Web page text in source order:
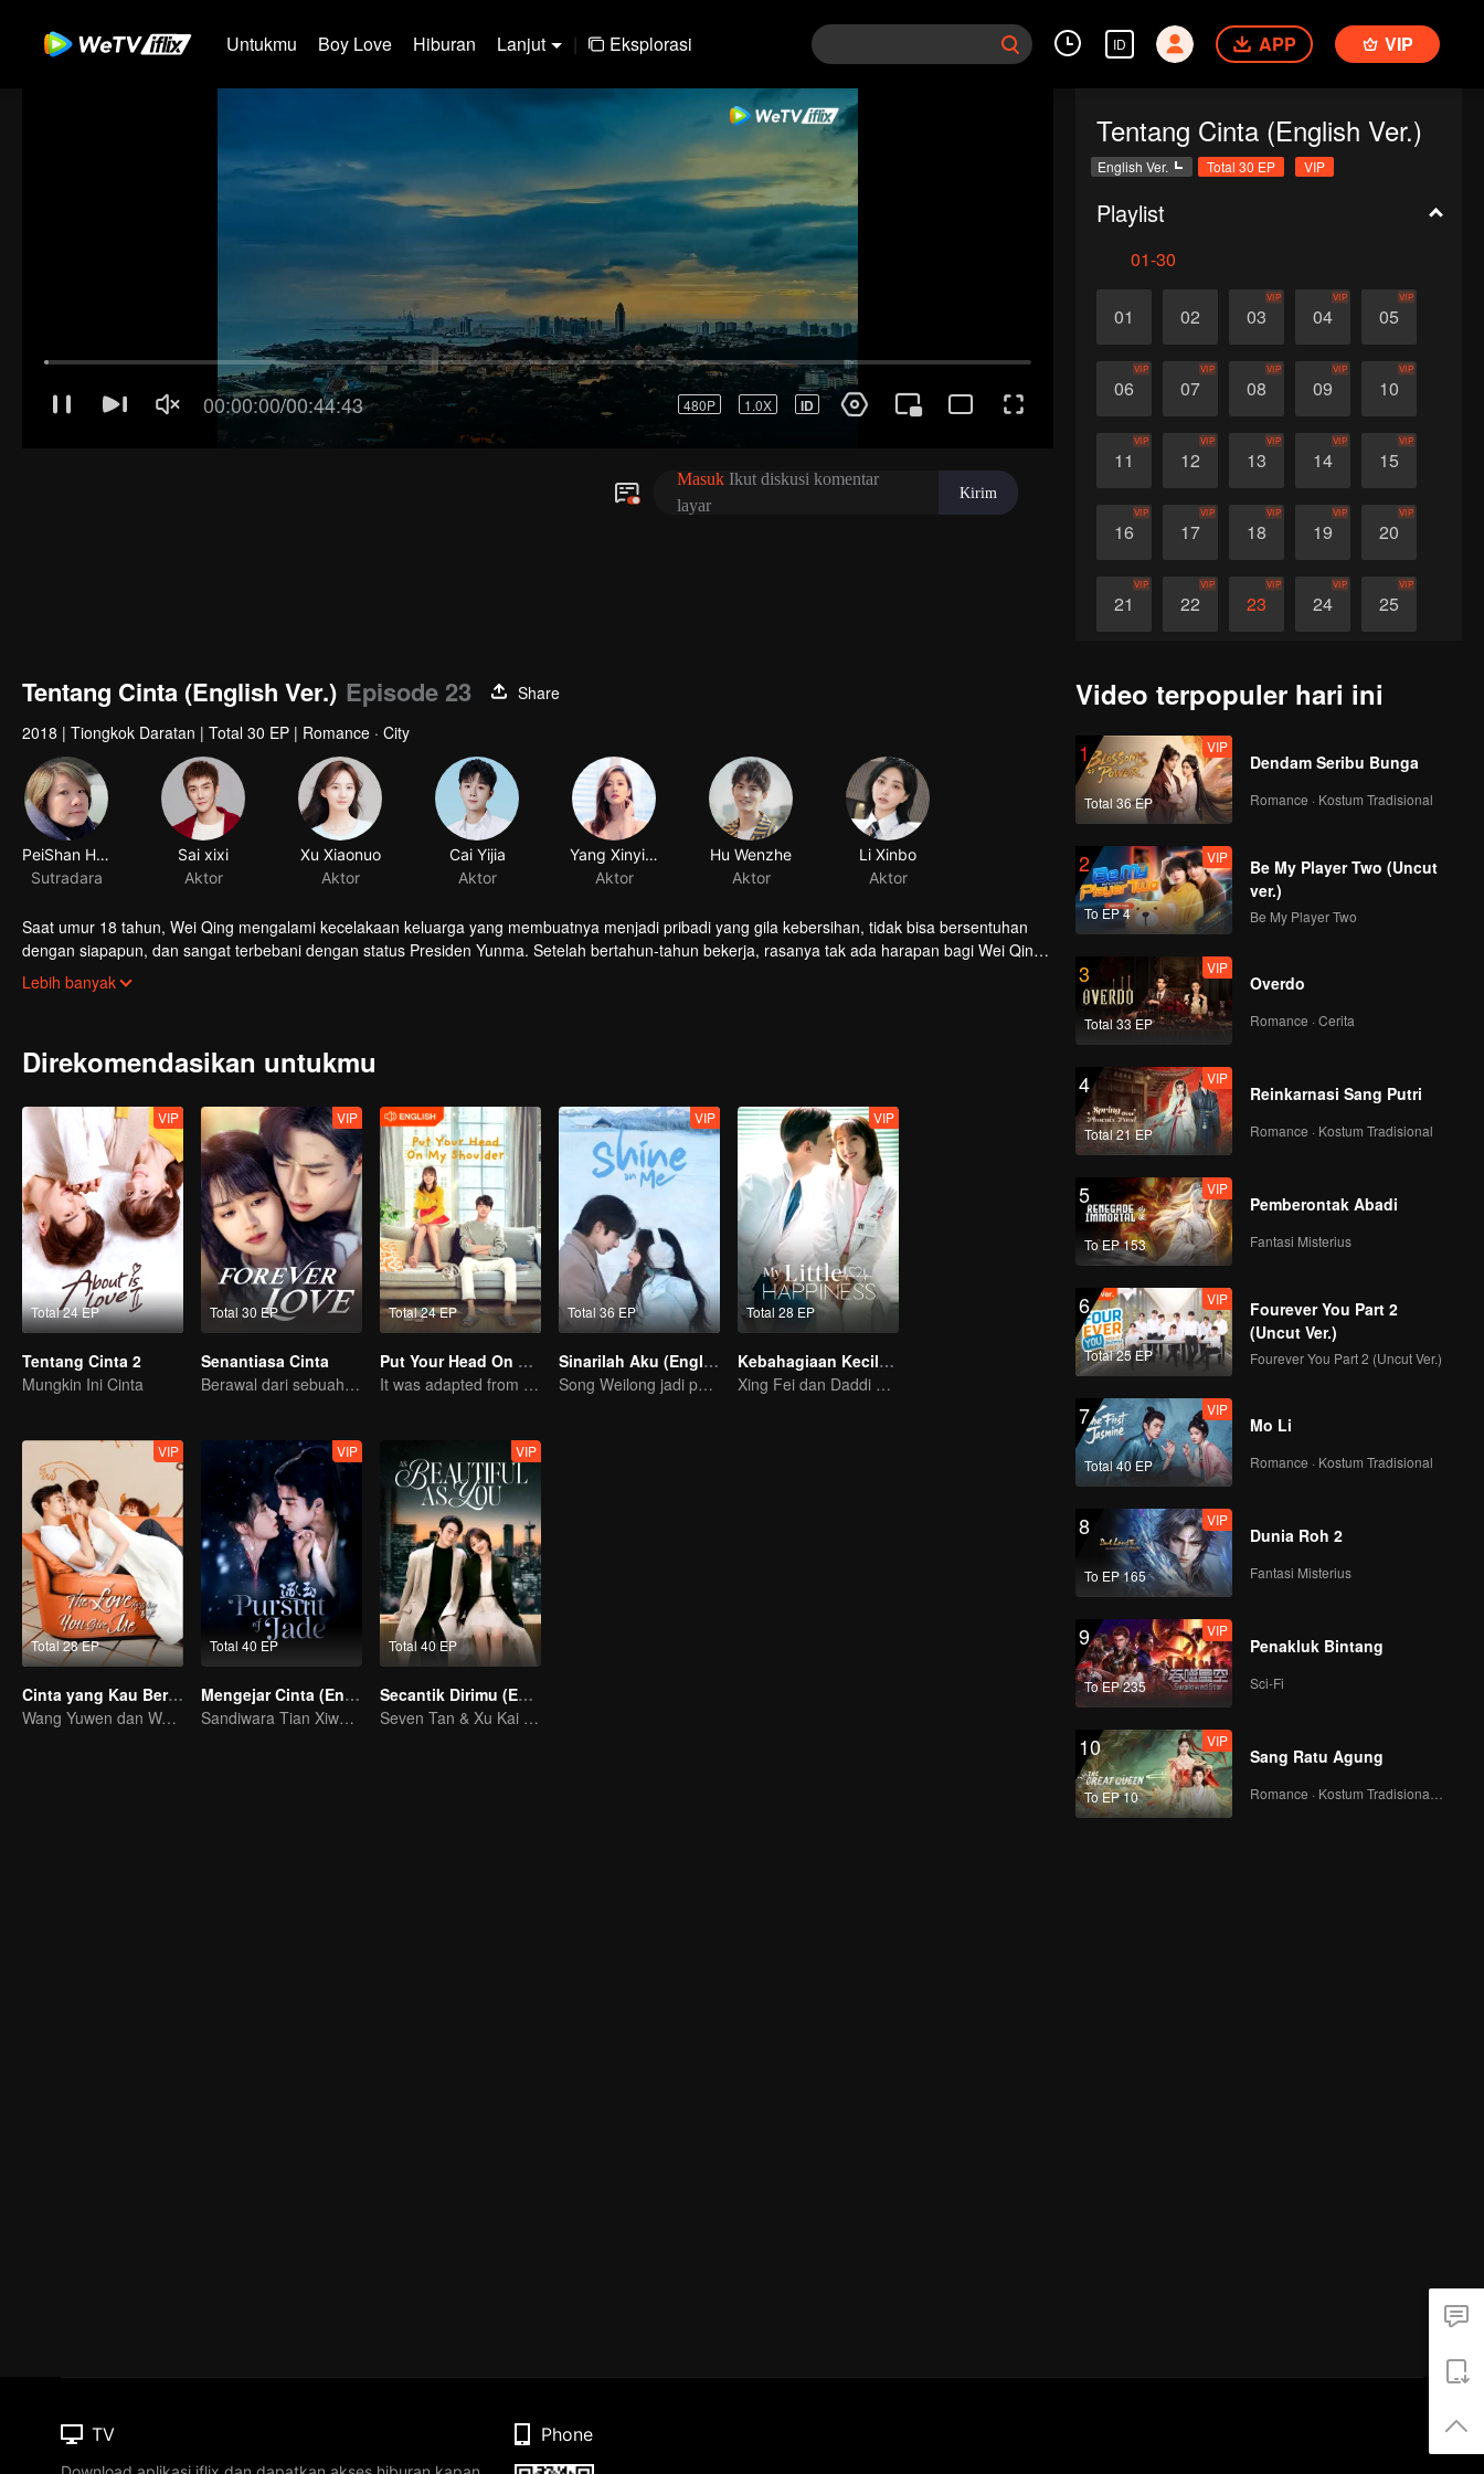
Untukmu Boy Love Hiburan Lanjut | Eksplorasi ID APP VIP
Tentang Cinta (English Ver.)
English Ver. Total 30 EP VIP
Playlist
01-30
01 02 03
VIP
04
VIP
05
VIP
06
VIP
07
VIP
08
VIP
09
VIP
10
VIP
11
VIP
12
VIP
13
VIP
14
VIP
15
VIP
16
VIP
17
VIP
18
VIP
19
VIP
20
VIP
21
VIP
22
VIP
23
VIP
24
VIP
25
VIP
Tentang Cinta (English Ver.) Episode 23
Share
2018 | Tiongkok Daratan | Total 30 EP | Romance · City
PeiShan Hsu
Sutradara
Sai xixi
Aktor
Xu Xiaonuo
Aktor
Cai Yijia
Aktor
Yang Xinying
Aktor
Hu Wenzhe
Aktor
Li Xinbo
Aktor
Saat umur 18 tahun, Wei Qing mengalami kecelakaan keluarga yang membuatnya menjadi pribadi yang gila kebersihan, tidak bisa bersentuhan
dengan siapapun, dan sangat terbebani dengan status Presiden Yunma. Setelah bertahun-tahun bekerja, rasanya tak ada harapan bagi Wei Qing
untuk kembali normal. Namun saat dirinya menginjak usia 28 tahun, ia mabuk secara tidak sengaja dan bertemu Zhou Shi, murid seni berusia 19
tahun yang mengubah hidupnya.
Lebih banyak
Direkomendasikan untukmu
Total 24 EP
VIP
Tentang Cinta 2
Mungkin Ini Cinta
Total 30 EP
VIP
Senantiasa Cinta
Berawal dari sebuah ciuman
Total 24 EP
Put Your Head On My Shoulder (Eng Dub)
It was adapted from the same series of novels as "A Love so Beautiful"
Total 36 EP
VIP
Sinarilah Aku (English Ver.)
Song Weilong jadi pemuja rahasia Zhao Jinmai
Total 28 EP
VIP
Kebahagiaan Kecilku (Eng Ver.）
Xing Fei dan Daddi Tang: Kisah Cinta Manis
Total 28 EP
VIP
Cinta yang Kau Berikan (English Ver.)
Wang Yuwen dan Wang Ziqi Kembali Berpasangan
Total 40 EP
VIP
Mengejar Cinta (English Ver.)
Sandiwara Tian Xiwei dan Zhang Linghe berubah jadi cinta
Total 40 EP
VIP
Secantik Dirimu (Eng. Ver)
Seven Tan & Xu Kai kerja bareng di kantor
Video terpopuler hari ini
1
Total 36 EP
VIP
Dendam Seribu Bunga
Romance · Kostum Tradisional
2
To EP 4
VIP
Be My Player Two (Uncut
ver.)
Be My Player Two
3
Total 33 EP
VIP
Overdo
Romance · Cerita
4
Total 21 EP
VIP
Reinkarnasi Sang Putri
Romance · Kostum Tradisional
5
To EP 153
VIP
Pemberontak Abadi
Fantasi Misterius
6
Total 25 EP
VIP
Fourever You Part 2
(Uncut Ver.)
Fourever You Part 2 (Uncut Ver.)
7
Total 40 EP
VIP
Mo Li
Romance · Kostum Tradisional
8
To EP 165
VIP
Dunia Roh 2
Fantasi Misterius
9
To EP 235
VIP
Penakluk Bintang
Sci-Fi
10
To EP 10
VIP
Sang Ratu Agung
TV Phone